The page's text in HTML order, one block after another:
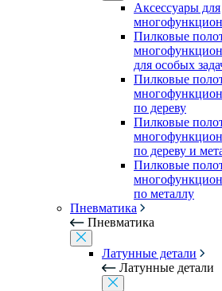
Аксессуары для
Пилковые
для особых
Пилковые
по дереву
Пилковые
по дереву и
Пилковые
по металлу
Пневматика
Пневматика
Латунные детали
Латунные детали